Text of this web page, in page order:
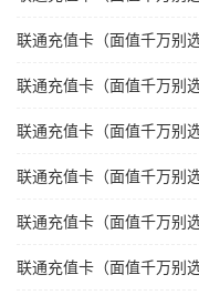
联通充值卡（面值千万别
联通充值卡（面值千万别
联通充值卡（面值千万别
联通充值卡（面值千万别
联通充值卡（面值千万别
联通充值卡（面值千万别